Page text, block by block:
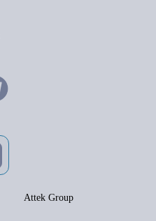
Attek Group